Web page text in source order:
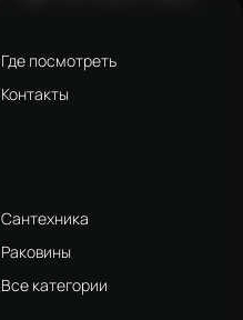
Где посмотреть
Контакты
Сантехника
Раковины
Все категории